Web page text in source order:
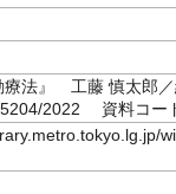
動療法』 工藤 慎太
2022 資料コー